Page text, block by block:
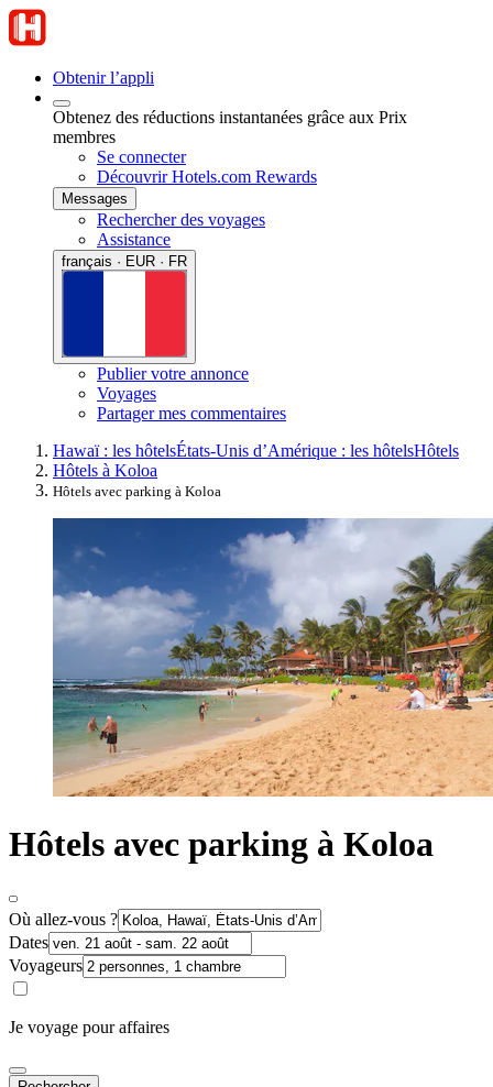
Obtenir l’appli
Obtenez des réductions instantanées grâce aux Prix
membres
Se connecter
Découvrir Hotels.com Rewards
Messages
Rechercher des voyages
Assistance
français · EUR · FR
Publier votre annonce
Voyages
Partager mes commentaires
Hawaï : les hôtelsÉtats-Unis d’Amérique : les hôtelsHôtels
Hôtels à Koloa
Hôtels avec parking à Koloa
Hôtels avec parking à Koloa
Où allez-vous ?
Dates
Voyageurs
Je voyage pour affaires